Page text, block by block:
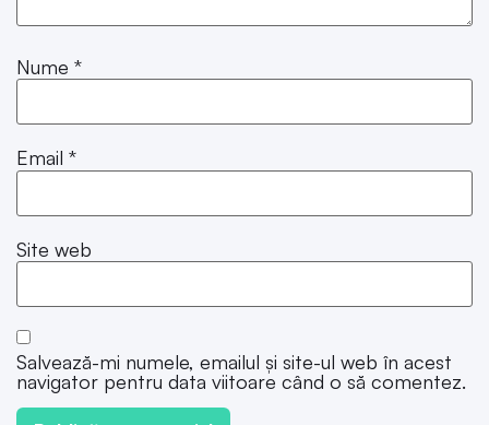
Nume *
Email *
Site web
Salvează-mi numele, emailul și site-ul web în acest
navigator pentru data viitoare când o să comentez.